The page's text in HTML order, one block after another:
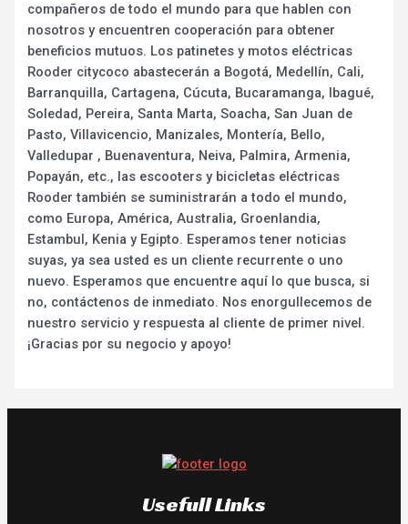
compañeros de todo el mundo para que hablen con
nosotros y encuentren cooperación para obtener
beneficios mutuos. Los patinetes y motos eléctricas
Rooder citycoco abastecerán a Bogotá, Medellín, Cali,
Barranquilla, Cartagena, Cúcuta, Bucaramanga, Ibagué,
Soledad, Pereira, Santa Marta, Soacha, San Juan de
Pasto, Villavicencio, Manizales, Montería, Bello,
Valledupar , Buenaventura, Neiva, Palmira, Armenia,
Popayán, etc., las escooters y bicicletas eléctricas
Rooder también se suministrarán a todo el mundo,
como Europa, América, Australia, Groenlandia,
Estambul, Kenia y Egipto. Esperamos tener noticias
suyas, ya sea usted es un cliente recurrente o uno
nuevo. Esperamos que encuentre aquí lo que busca, si
no, contáctenos de inmediato. Nos enorgullecemos de
nuestro servicio y respuesta al cliente de primer nivel.
¡Gracias por su negocio y apoyo!
Usefull Links